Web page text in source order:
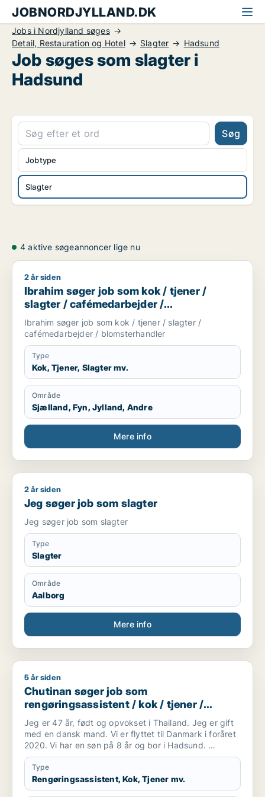
JOBNORDJYLLAND.DK
Jobs i Nordjylland søges
Detail, Restauration og Hotel
Slagter Hadsund
Job søges som slagter i
Hadsund
Søg
Slagter
Jobtype
4 aktive søgeannoncer lige nu
Ibrahim søger job som kok / tjener / slagter /
2 år siden
Ibrahim søger job som kok / tjener /
slagter / cafémedarbejder /
blomsterhandler
Ibrahim søger job som kok / tjener / slagter /
cafémedarbejder / blomsterhandler
Type
Kok, Tjener, Slagter mv.
Område
Sjælland, Fyn, Jylland, Andre
Mere info
Jeg søger job som slagter
2 år siden
Jeg søger job som slagter
Jeg søger job som slagter
Type
Slagter
Område
Aalborg
Mere info
Chutinan søger job som rengøringsassistent / kok / tjener /
5 år siden
Chutinan søger job som
rengøringsassistent / kok / tjener /
køkkenmedarbejder / slagter
Jeg er 47 år, født og opvokset i Thailand. Jeg er gift
med en dansk mand. Vi er flyttet til Danmark i foråret
2020. Vi har en søn på 8 år og bor i Hadsund.
Jeg forstår og taler en del dansk og jeg går for tiden
på sprogskole. Taler desuden engelsk.
Jeg er handelsuddannet og har tidligere arbejdet med
bogholderi og kundekontakt i forskellige
Type
Rengøringsassistent, Kok, Tjener mv.